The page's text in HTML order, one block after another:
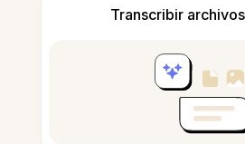
Transcribir